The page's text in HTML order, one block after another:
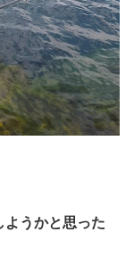
ようかと思った